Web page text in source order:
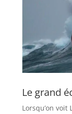
Le grand
Lorsqu’on